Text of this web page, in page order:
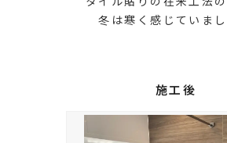
冬は寒く感じていまし
施工後